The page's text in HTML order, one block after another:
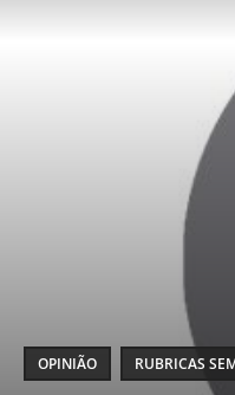
OPINIÃO RUBRICAS